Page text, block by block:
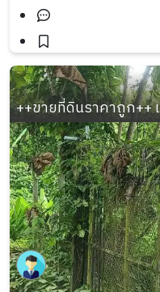
++ขายที่ดินราคาถูก++